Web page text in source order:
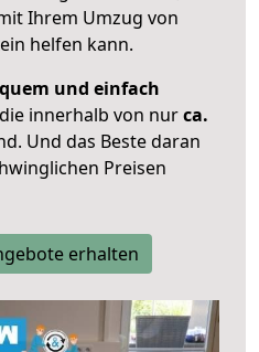
Ihrem Umzug von
helfen kann.
und einfach
innerhalb von nurca.
Und das Beste daran
Preisen
erhalten